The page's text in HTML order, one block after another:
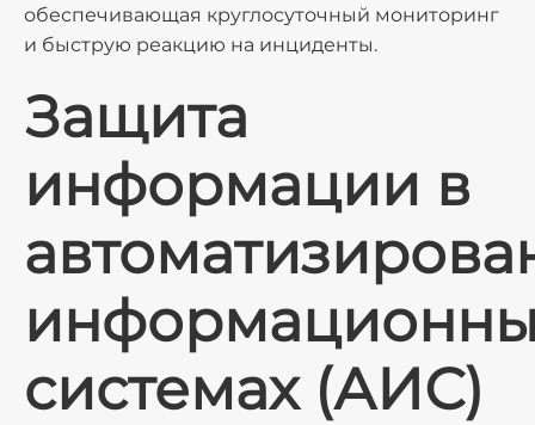
обеспечивающая круглосуточный мониторинг
и быструю реакцию на инциденты.
Защита
информации в
системах(АИС)